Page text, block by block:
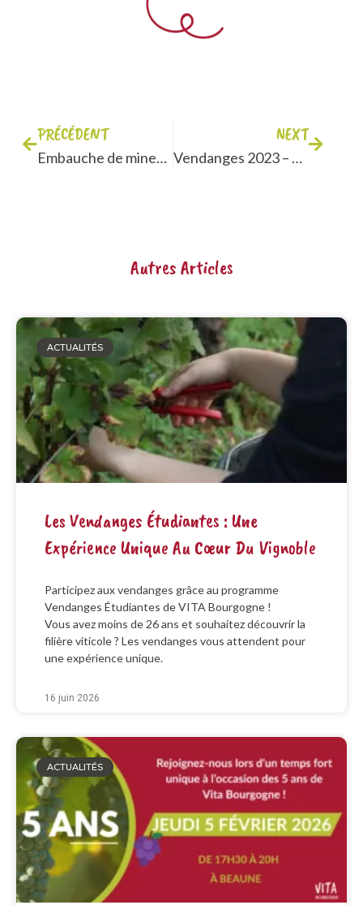
PRÉCÉDENT
Embauche de mineurs durant les vacances scolaires
NEXT
Vendanges 2023 – Du soleil et des raisins
Autres Articles
ACTUALITÉS
Les Vendanges Étudiantes : Une
Expérience Unique Au Cœur Du Vignoble
Participez aux vendanges grâce au programme
Vendanges Étudiantes de VITA Bourgogne !
Vous avez moins de 26 ans et souhaitez découvrir la
filière viticole ? Les vendanges vous attendent pour
une expérience unique.
16 juin 2026
ACTUALITÉS